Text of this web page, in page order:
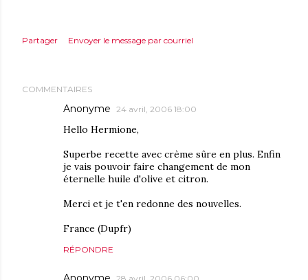
Partager Envoyer le message par courriel
COMMENTAIRES
Anonyme 24 avril, 2006 18:00
Hello Hermione,
Superbe recette avec crème sûre en plus. Enfin
je vais pouvoir faire changement de mon
éternelle huile d'olive et citron.
Merci et je t'en redonne des nouvelles.
France (Dupfr)
RÉPONDRE